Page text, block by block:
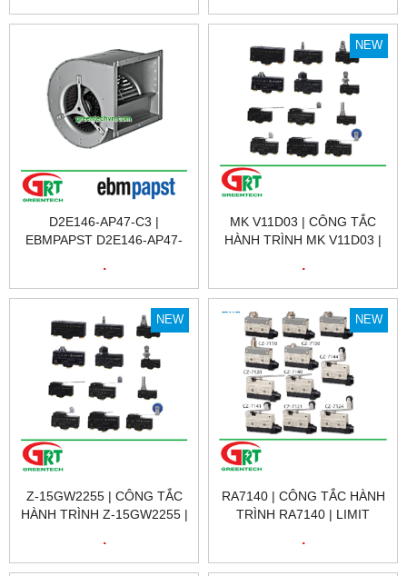
AC58/1212EF.42SGX:5682R
VIỆT NAM
TẢN NHIỆT EBMPAPST
D2E146-AP47-F8 | FAN
EBMPAPST D2E146-AP47-
F8 | EBM
D2E146-AP47-C3 |
EBMPAPST D2E146-AP47-
C3 | FAN EBMPAPST
D2E146-AP47-C3 | EBM
.
NEW
MK V11D03 | CÔNG TẮC
HÀNH TRÌNH MK V11D03 |
PIZZATO VIỆT NAM
.
NEW
Z-15GW2255 | CÔNG TẮC
HÀNH TRÌNH Z-15GW2255 |
.
NEW
RA7140 | CÔNG TẮC HÀNH
TRÌNH RA7140 | LIMIT
.